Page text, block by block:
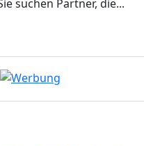
suchen Partner, die...